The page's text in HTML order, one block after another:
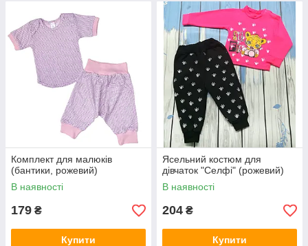
Комплект для малюків
(бантики, рожевий)
В наявності
179 ₴
Купити
Ясельний костюм для
дівчаток "Селфі" (рожевий)
В наявності
204 ₴
Купити